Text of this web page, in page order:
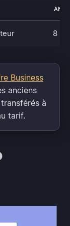
8 $/
Business
anciens
à
tarif.